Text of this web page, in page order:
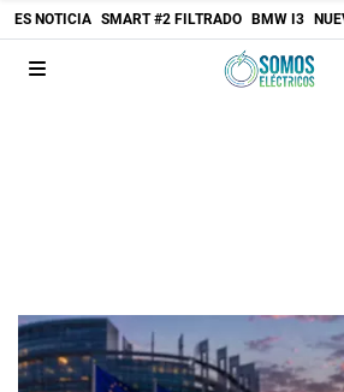
ES NOTICIA SMART #2 FILTRADO BMW I3